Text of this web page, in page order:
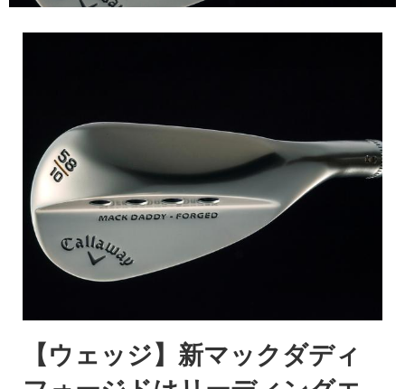
【ウェッジ】新マックダディ